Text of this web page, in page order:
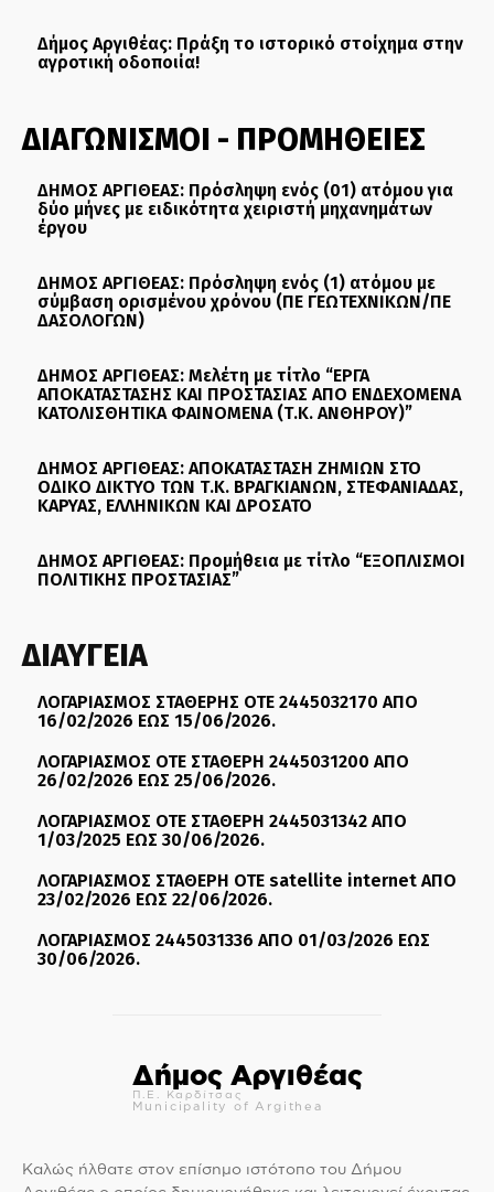
Δήμος Αργιθέας: Πράξη το ιστορικό στοίχημα στην
αγροτική οδοποιία!
ΔΙΑΓΩΝΙΣΜΟΙ - ΠΡΟΜΗΘΕΙΕΣ
ΔΗΜΟΣ ΑΡΓΙΘΕΑΣ: Πρόσληψη ενός (01) ατόμου για
δύο μήνες με ειδικότητα χειριστή μηχανημάτων
έργου
ΔΗΜΟΣ ΑΡΓΙΘΕΑΣ: Πρόσληψη ενός (1) ατόμου με
σύμβαση ορισμένου χρόνου (ΠΕ ΓΕΩΤΕΧΝΙΚΩΝ/ΠΕ
ΔΑΣΟΛΟΓΩΝ)
ΔΗΜΟΣ ΑΡΓΙΘΕΑΣ: Μελέτη με τίτλο “ΕΡΓΑ
ΑΠΟΚΑΤΑΣΤΑΣΗΣ ΚΑΙ ΠΡΟΣΤΑΣΙΑΣ ΑΠΟ ΕΝΔΕΧΟΜΕΝΑ
ΚΑΤΟΛΙΣΘΗΤΙΚΑ ΦΑΙΝΟΜΕΝΑ (Τ.Κ. ΑΝΘΗΡΟΥ)”
ΔΗΜΟΣ ΑΡΓΙΘΕΑΣ: ΑΠΟΚΑΤΑΣΤΑΣΗ ΖΗΜΙΩΝ ΣΤΟ
ΟΔΙΚΟ ΔΙΚΤΥΟ ΤΩΝ Τ.Κ. ΒΡΑΓΚΙΑΝΩΝ, ΣΤΕΦΑΝΙΑΔΑΣ,
ΚΑΡΥΑΣ, ΕΛΛΗΝΙΚΩΝ ΚΑΙ ΔΡΟΣΑΤΟ
ΔΗΜΟΣ ΑΡΓΙΘΕΑΣ: Προμήθεια με τίτλο “ΕΞΟΠΛΙΣΜΟΙ
ΠΟΛΙΤΙΚΗΣ ΠΡΟΣΤΑΣΙΑΣ”
ΔΙΑΥΓΕΙΑ
ΛΟΓΑΡΙΑΣΜΟΣ ΣΤΑΘΕΡΗΣ ΟΤΕ 2445032170 ΑΠΟ
16/02/2026 ΕΩΣ 15/06/2026.
ΛΟΓΑΡΙΑΣΜΟΣ ΟΤΕ ΣΤΑΘΕΡΗ 2445031200 ΑΠΟ
26/02/2026 ΕΩΣ 25/06/2026.
ΛΟΓΑΡΙΑΣΜΟΣ ΟΤΕ ΣΤΑΘΕΡΗ 2445031342 ΑΠΟ
1/03/2025 ΕΩΣ 30/06/2026.
ΛΟΓΑΡΙΑΣΜΟΣ ΣΤΑΘΕΡΗ ΟΤΕ satellite internet ΑΠΟ
23/02/2026 ΕΩΣ 22/06/2026.
ΛΟΓΑΡΙΑΣΜΟΣ 2445031336 ΑΠΟ 01/03/2026 ΕΩΣ
30/06/2026.
Δήμος Αργιθέας
Π.Ε. Καρδίτσας
Municipality of Argithea
Καλώς ήλθατε στον επίσημο ιστότοπο του Δήμου